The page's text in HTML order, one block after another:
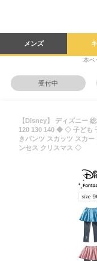
メンズ
本ペ
受付中
【Disney】 ディズニー
120 130 140 ◆ ◇ 子ども
きパンツ スカッツ スカ
ンセス クリスマス ◇